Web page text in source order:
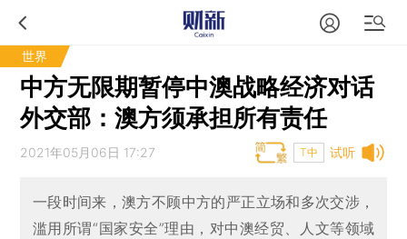
世界
中方无限期暂停中澳战略经济对话
外交部：澳方须承担所有责任
试听
2021年05月06日 17:27 T中
一段时间来，澳方不顾中方的严正立场和多次交涉，
滥用所谓“国家安全”理由，对中澳经贸、人文等领域